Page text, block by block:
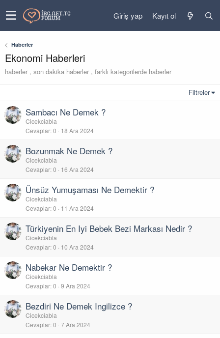
Giriş yap Kayıt ol
Haberler
Ekonomi Haberleri
haberler , son dakika haberler , farklı kategorilerde haberler
Filtreler
Sambacı Ne Demek ?
Cicekciabla
Cevaplar 0 18 Ara 2024
Bozunmak Ne Demek ?
Cicekciabla
Cevaplar 0 16 Ara 2024
Ünsüz Yumuşaması Ne Demektir ?
Cicekciabla
Cevaplar 0 11 Ara 2024
Türkiyenin En Iyi Bebek Bezi Markası Nedir ?
Cicekciabla
Cevaplar 0 10 Ara 2024
Nabekar Ne Demektir ?
Cicekciabla
Cevaplar 0 9 Ara 2024
Bezdiri Ne Demek Ingilizce ?
Cicekciabla
Cevaplar 0 7 Ara 2024